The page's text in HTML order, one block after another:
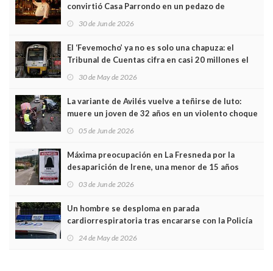
convirtió Casa Parrondo en un pedazo de
Asturias en Madrid
30 de Jun de 2026
El ‘Fevemocho’ ya no es solo una chapuza: el
Tribunal de Cuentas cifra en casi 20 millones el
sobrecoste de los trenes que no cabían por los
30 de May de 2026
La variante de Avilés vuelve a teñirse de luto:
muere un joven de 32 años en un violento choque
frontal
05 de Jun de 2026
Máxima preocupación en La Fresneda por la
desaparición de Irene, una menor de 15 años
03 de Jun de 2026
Un hombre se desploma en parada
cardiorrespiratoria tras encararse con la Policía
Local en Luanco
24 de May de 2026